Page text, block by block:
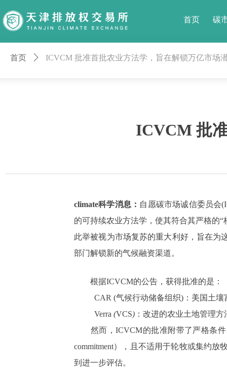
首页 碳
ICVCM 批
climate科学消息： 自愿碳市场诚信委员
的可持续农业方法学，使其符合其严格的“
此举被视为市场复苏的重大利好，旨在为
部门解锁新的气候融资渠道。
根据ICVCM的公告，获得批准的是：
CAR (气候行动储备组织)：美国土壤
Verra (VCS) ：改进的农业土地管理方
然而，ICVCM的批准附带了严格条件，
commitment），且不适用于轮牧或集约放
到进一步评估。
首页 ꄲ ICVCM 批准首批农业方法学，旨在解锁万亿市场